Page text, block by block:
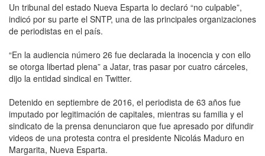
Un tribunal del estado Nueva Esparta lo declaró “no culpable”,
indicó por su parte el SNTP, una de las principales organizaciones
de periodistas en el país.
“En la audiencia número 26 fue declarada la inocencia y con ello
se otorga libertad plena” a Jatar, tras pasar por cuatro cárceles,
dijo la entidad sindical en Twitter.
Detenido en septiembre de 2016, el periodista de 63 años fue
imputado por legitimación de capitales, mientras su familia y el
sindicato de la prensa denunciaron que fue apresado por difundir
videos de una protesta contra el presidente Nicolás Maduro en
Margarita, Nueva Esparta.